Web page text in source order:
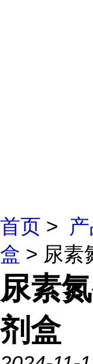
首页 >
盒 > 尿素
尿素
剂盒